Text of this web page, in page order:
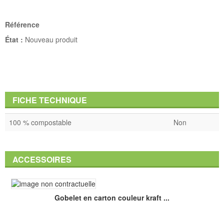
Référence
État : Nouveau produit
FICHE TECHNIQUE
100 % compostable Non
ACCESSOIRES
Gobelet en carton couleur kraft ...